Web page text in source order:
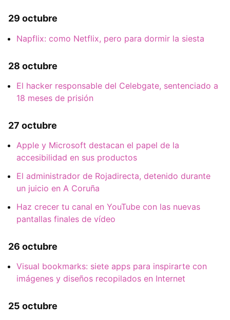
29 octubre
Napflix: como Netflix, pero para dormir la siesta
28 octubre
El hacker responsable del Celebgate, sentenciado a
18 meses de prisión
27 octubre
Apple y Microsoft destacan el papel de la
accesibilidad en sus productos
El administrador de Rojadirecta, detenido durante
un juicio en A Coruña
Haz crecer tu canal en YouTube con las nuevas
pantallas finales de vídeo
26 octubre
Visual bookmarks: siete apps para inspirarte con
imágenes y diseños recopilados en Internet
25 octubre